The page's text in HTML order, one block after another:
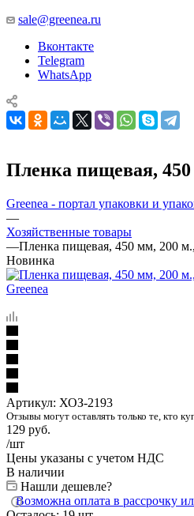
sale@greenea.ru
Вконтакте
Telegram
WhatsApp
Пленка пищевая,
Greenea - портал упаковки и
—
Хозяйственные товары
—Пленка пищевая, 450 мм, 200
Новинка
Артикул: ХОЗ-2193
Отзывы могут оставлять только те, кто
129 руб.
/шт
Цены указаны с учетом НДС
В наличии
Нашли дешевле?
Возможна оплата в рассрочку